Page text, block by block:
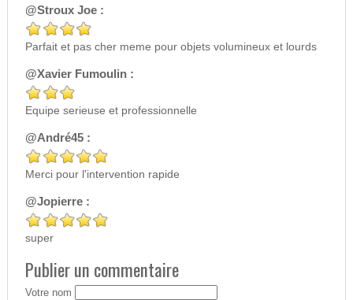
@Stroux Joe :
Parfait et pas cher meme pour objets volumineux et lourds
@Xavier Fumoulin :
Equipe serieuse et professionnelle
@André45 :
Merci pour l'intervention rapide
@Jopierre :
super
Publier un commentaire
Votre nom